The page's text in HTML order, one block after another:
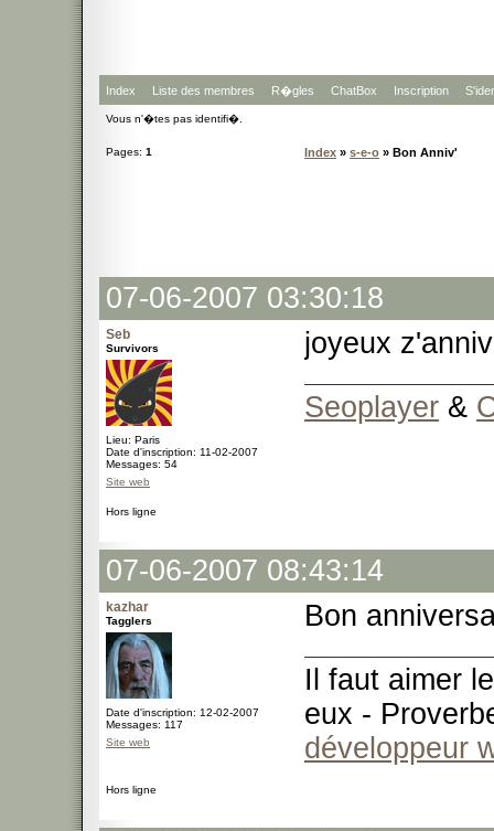
Index Liste des membres R�gles ChatBox Inscription
Vous n'�tes pas identifi�.
Pages: 1 Index » s-e-o » Bon Anniv'
07-06-2007 03:30:18
Seb
Survivors
Lieu: Paris
Date d'inscription: 11-02-2007
Messages: 54
Site web
joyeux
Seoplayer &
Hors ligne
07-06-2007 08:43:14
kazhar
Tagglers
Date d'inscription: 12-02-2007
Messages: 117
Site web
Bon
Il faut aimer
eux -
développeur
Hors ligne